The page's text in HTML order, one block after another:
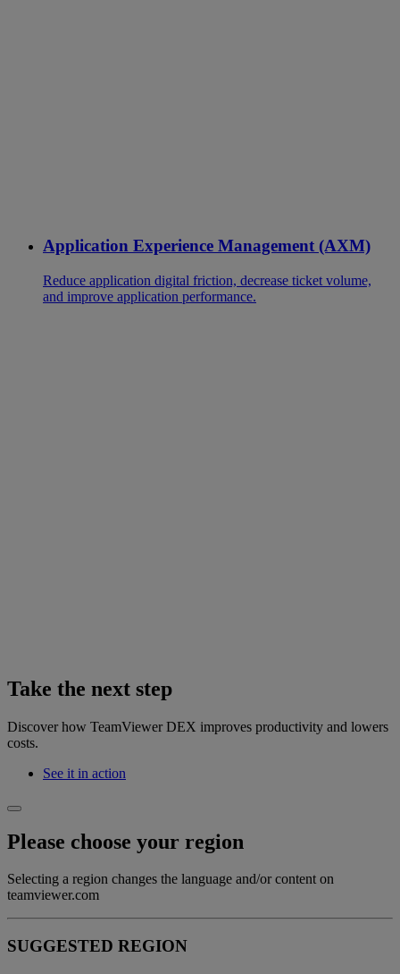
Application Experience Management (AXM)
Reduce application digital friction, decrease ticket volume,
and improve application performance.
Take the next step
Discover how TeamViewer DEX improves productivity and lowers
costs.
See it in action
Please choose your region
Selecting a region changes the language and/or content on
teamviewer.com
SUGGESTED REGION